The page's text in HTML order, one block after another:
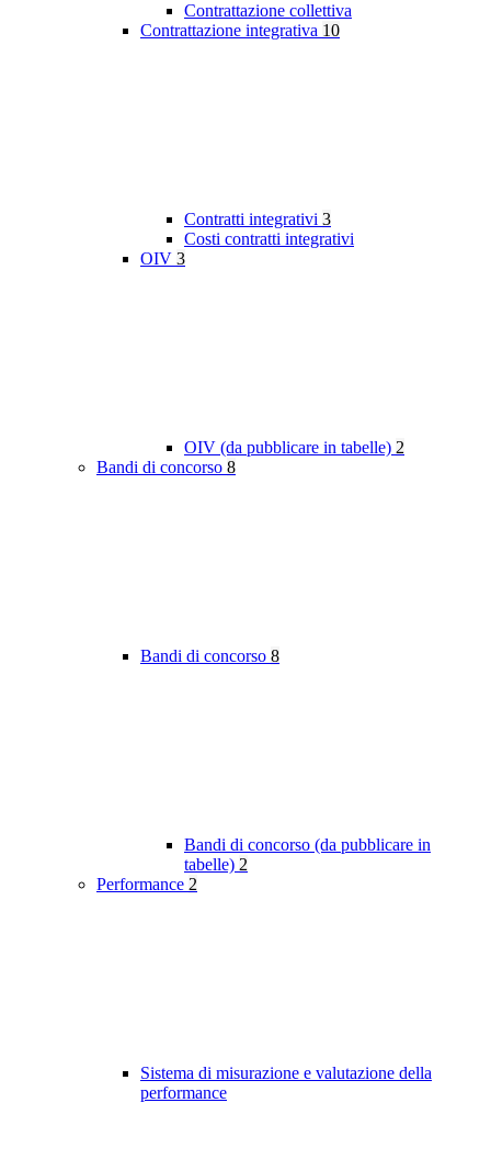
Contrattazione collettiva
Contrattazione integrativa 10
Contratti integrativi 3
Costi contratti integrativi
OIV 3
OIV (da pubblicare in tabelle) 2
Bandi di concorso 8
Bandi di concorso 8
Bandi di concorso (da pubblicare in
tabelle) 2
Performance 2
Sistema di misurazione e valutazione della
performance